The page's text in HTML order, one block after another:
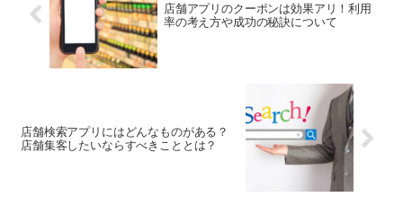
店舗アプリのクーポンは効果アリ！利用
率の考え方や成功の秘訣について
店舗検索アプリにはどんなものがある？
店舗集客したいならすべきこととは？